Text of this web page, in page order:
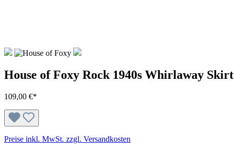
House of Foxy Rock 1940s Whirlaway
109,00 €*
Preise inkl. MwSt. zzgl. Versandkosten